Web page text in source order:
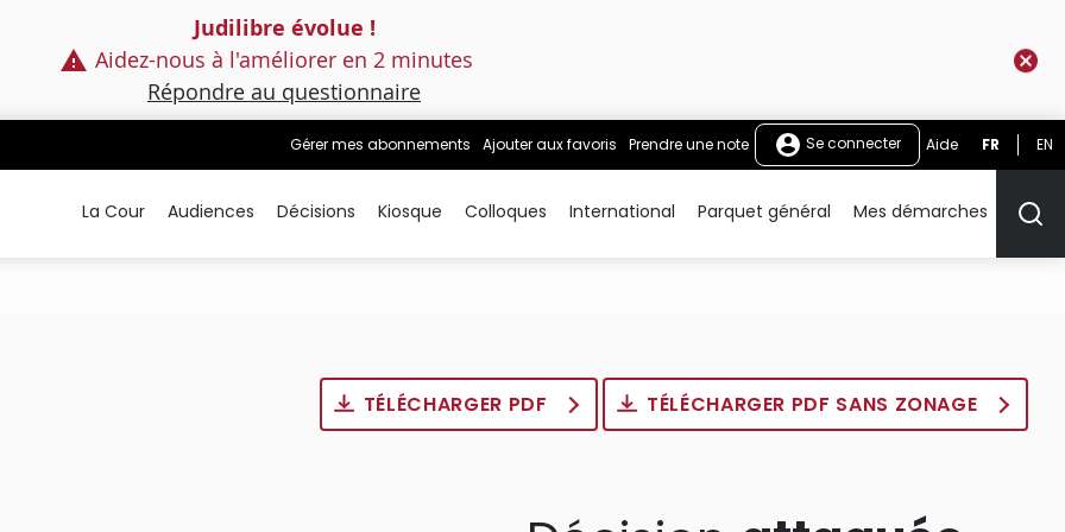
Judilibre évolue !
Aidez-nous à l'améliorer en 2 minutes
Répondre au questionnaire
Gérer mes abonnements Ajouter aux favoris Prendre une note Se connecter Aide FR EN
La Cour Audiences Décisions Kiosque Colloques International Parquet général Mes démarches
TÉLÉCHARGER PDF TÉLÉCHARGER PDF SANS ZONAGE